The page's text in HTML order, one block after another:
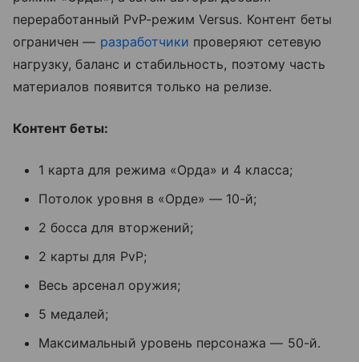
переработанный PvP-режим Versus. Контент беты
ограничен — разработчики проверяют сетевую
нагрузку, баланс и стабильность, поэтому часть
материалов появится только на релизе.
Контент беты:
1 карта для режима «Орда» и 4 класса;
Потолок уровня в «Орде» — 10-й;
2 босса для вторжений;
2 карты для PvP;
Весь арсенал оружия;
5 медалей;
Максимальный уровень персонажа — 50-й.